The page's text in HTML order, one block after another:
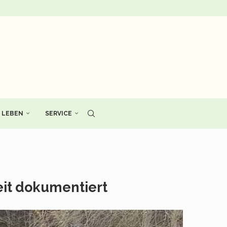
LEBEN SERVICE
dokumentiert